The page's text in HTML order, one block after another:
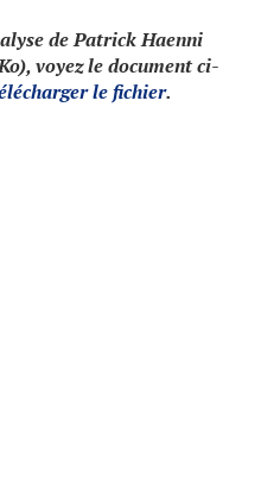
de Patrick Haenni
voyez le document ci-
le fichier.